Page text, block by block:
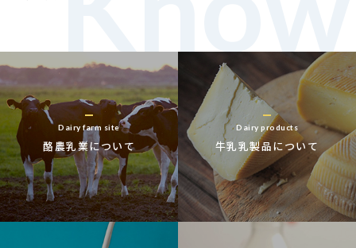
Dairy farm site
酪農乳業について
Dairy products
牛乳乳製品について